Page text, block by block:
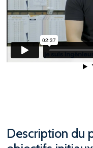
Description du